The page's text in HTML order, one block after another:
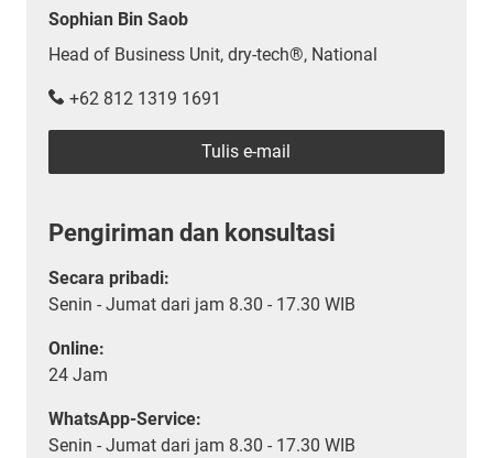
Sophian Bin Saob
Head of Business Unit, dry-tech®, National
+62 812 1319 1691
Tulis e-mail
Pengiriman dan konsultasi
Secara pribadi:
Senin - Jumat dari jam 8.30 - 17.30 WIB
Online:
24 Jam
WhatsApp-Service:
Senin - Jumat dari jam 8.30 - 17.30 WIB